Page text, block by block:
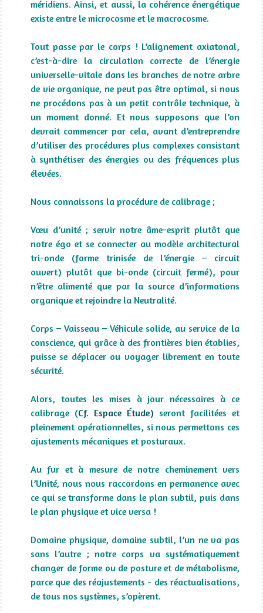
méridiens. Ainsi, et aussi, la cohérence énergétique
existe entre le microcosme et le macrocosme.
Tout passe par le corps ! L’alignement axiatonal,
c’est-à-dire la circulation correcte de l’énergie
universelle-vitale dans les branches de notre arbre
de vie organique, ne peut pas être optimal, si nous
ne procédons pas à un petit contrôle technique, à
un moment donné. Et nous supposons que l’on
devrait commencer par cela, avant d’entreprendre
d’utiliser des procédures plus complexes consistant
à synthétiser des énergies ou des fréquences plus
élevées.
Nous connaissons la procédure de calibrage ;
Vœu d’unité ; servir notre âme-esprit plutôt que
notre égo et se connecter au modèle architectural
tri-onde (forme trinisée de l’énergie – circuit
ouvert) plutôt que bi-onde (circuit fermé), pour
n’être alimenté que par la source d’informations
organique et rejoindre la Neutralité.
Corps – Vaisseau – Véhicule solide, au service de la
conscience, qui grâce à des frontières bien établies,
puisse se déplacer ou voyager librement en toute
sécurité.
Alors, toutes les mises à jour nécessaires à ce
calibrage (Cf. Espace Étude) seront facilitées et
pleinement opérationnelles, si nous permettons ces
ajustements mécaniques et posturaux.
Au fur et à mesure de notre cheminement vers
l’Unité, nous nous raccordons en permanence avec
ce qui se transforme dans le plan subtil, puis dans
le plan physique et vice versa !
Domaine physique, domaine subtil, l’un ne va pas
sans l’autre ; notre corps va systématiquement
changer de forme ou de posture et de métabolisme,
parce que des réajustements - des réactualisations,
de tous nos systèmes, s’opèrent.